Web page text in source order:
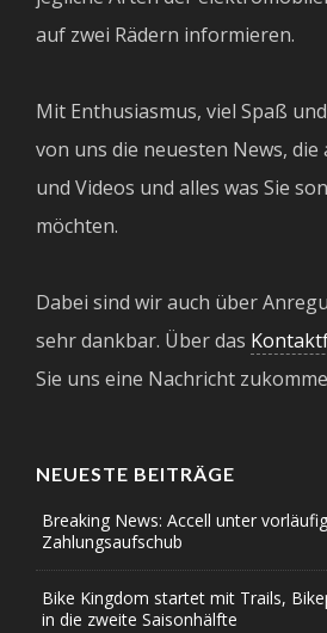
auf zwei Rädern informieren.
Mit Enthusiasmus, viel Spaß
von uns die neuesten News,
und Videos und alles was Sie
möchten.
Dabei sind wir auch über
sehr dankbar. Über das
Sie uns eine Nachricht
NEUESTE BEITRÄGE
Breaking News: Accell unter
Zahlungsaufschub
Bike Kingdom startet mit Trails,
in die zweite Saisonhälfte